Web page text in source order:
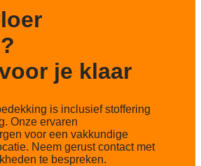
je klaar
is inclusief stoffering
Onze ervaren
voor een vakkundige
Neem gerust contact met
te bespreken.